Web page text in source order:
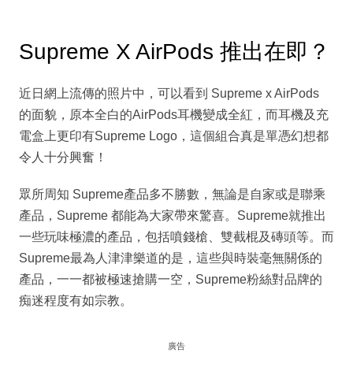
Supreme X AirPods 推出在即？
近日網上流傳的照片中，可以看到 Supreme x AirPods
的面貌，原本全白的AirPods耳機變成全紅，而耳機及充
電盒上更印有Supreme Logo，這個組合真是單憑幻想都
令人十分興奮！
眾所周知 Supreme產品多不勝數，無論是自家或是聯乘
產品，Supreme 都能為大家帶來驚喜。Supreme就推出
一些玩味極濃的產品，包括噴錢槍、雙截棍及磚頭等。而
Supreme最為人津津樂道的是，這些與時裝毫無關係的
產品，一一都被極速搶購一空，Supreme粉絲對品牌的
痴迷程度有如宗教。
廣告